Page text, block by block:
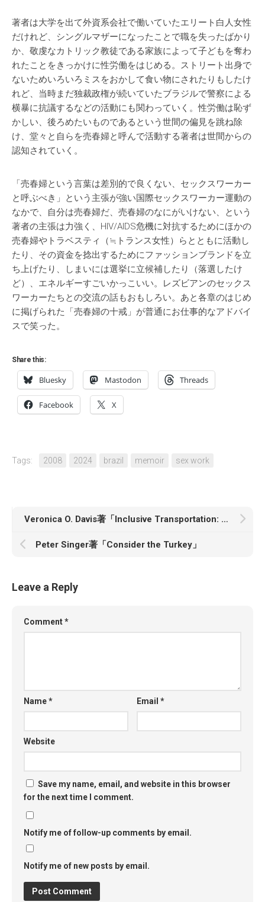
著者は大学を出て外資系会社で働いていたエリート白人女性
だけれど、シングルマザーになったことで職を失ったばかり
か、敬虔なカトリック教徒である家族によって子どもを奪わ
れたことをきっかけに性労働をはじめる。ストリート出身で
ないためいろいろミスをおかして食い物にされたりもしたけ
れど、当時まだ独裁政権が続いていたブラジルで警察による
横暴に抗議するなどの活動にも関わっていく。性労働は恥ず
かしい、後ろめたいものであるという世間の偏見を跳ね除
け、堂々と自らを売春婦と呼んで活動する著者は世間からの
認知されていく。
「売春婦という言葉は差別的で良くない、セックスワーカー
と呼ぶべき」という主張が強い国際セックスワーカー運動の
なかで、自分は売春婦だ、売春婦のなにがいけない、という
著者の主張は力強く、HIV/AIDS危機に対抗するためにほかの
売春婦やトラベスティ（≒トランス女性）らとともに活動し
たり、その資金を捻出するためにファッションブランドを立
ち上げたり、しまいには選挙に立候補したり（落選したけ
ど）、エネルギーすごいかっこいい。レズビアンのセックス
ワーカーたちとの交流の話もおもしろい。あと各章のはじめ
に掲げられた「売春婦の十戒」が普通にお仕事的なアドバイ
スで笑った。
Share this:
Bluesky Mastodon Threads
Facebook X
Tags: 2008 2024 brazil memoir sex work
Veronica O. Davis著「Inclusive Transportation: A Manifesto for Repairing Divided Communities」
Peter Singer著「Consider the Turkey」
Leave a Reply
Comment*
Name* Email*
Website
Save my name, email, and website in this browser
for the next time I comment.
Notify me of follow-up comments by email.
Notify me of new posts by email.